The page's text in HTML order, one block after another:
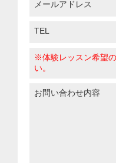
メールアドレス
TEL
※体験レッスン希望
い。
お問い合わせ内容